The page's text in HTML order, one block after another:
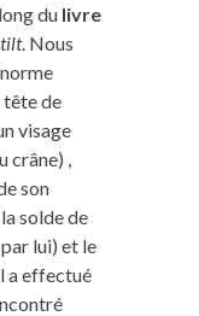
du livre
tilt. Nous
tête de
visage
,
son
solde de
lui) et le
a effectué